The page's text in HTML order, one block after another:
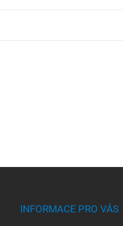
INFORMACE PRO VÁS